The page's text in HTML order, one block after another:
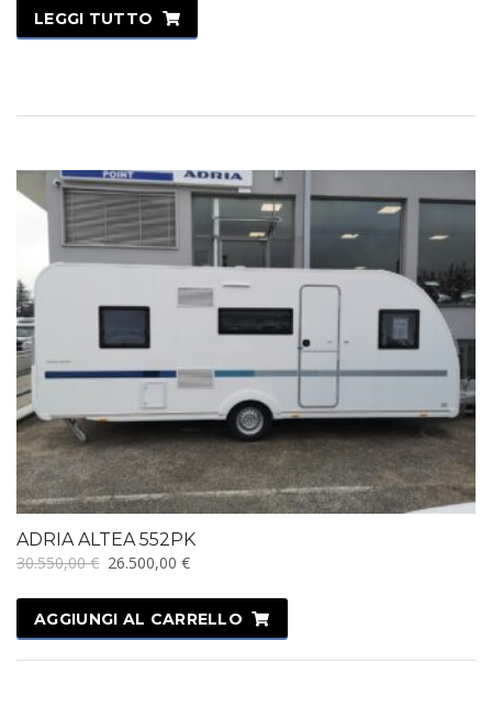
LEGGI TUTTO
IN OFFERTA!
ADRIA ALTEA 552PK
30.550,00€ Il
originale
era:
30.550,00 €.
26.500,00 €Il
attuale
è:
26.500,00 €.
AGGIUNGI AL CARRELLO